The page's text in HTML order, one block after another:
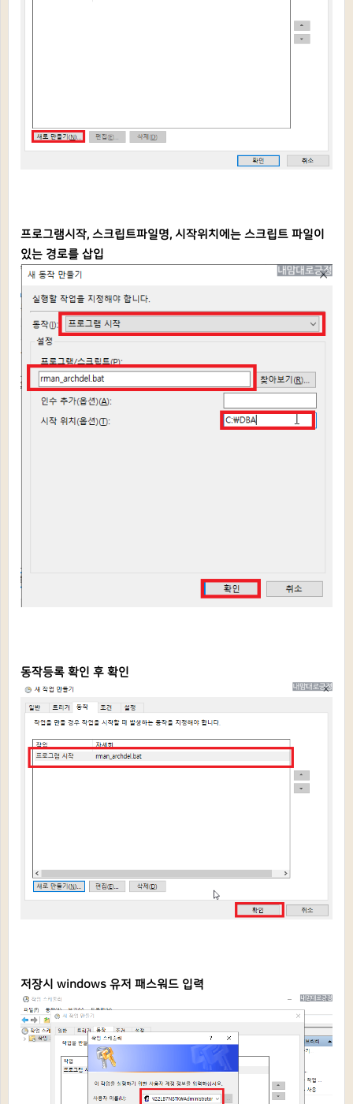
프로그램시작, 스크립트파일명, 시작위치에는 스크립트 파일이
있는 경로를 삽입
동작등록 확인 후 확인
저장시 windows 유저 패스워드 입력